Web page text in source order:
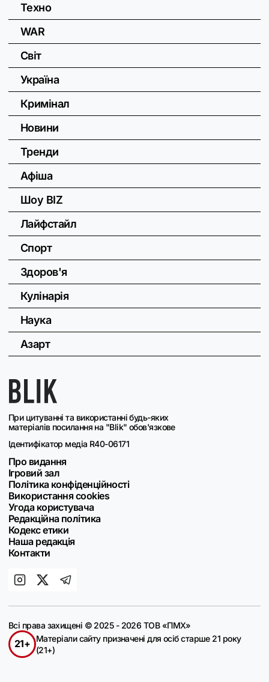
При цитуванні та використанні будь-яких
матеріалів посилання на "Blik" обов'язкове
Ідентифікатор медіа R40-06171
Про видання
Ігровий зал
Політика конфіденційності
Використання cookies
Угода користувача
Редакційна політика
Кодекс етики
Наша редакція
Контакти
Техно
WAR
Світ
Україна
Кримінал
Новини
Тренди
Афіша
Шоу BIZ
Лайфстайл
Спорт
Здоров'я
Кулінарія
Наука
Азарт
Всі права захищені © 2025 - 2026 ТОВ «ПМХ»
21+
Матеріали сайту призначені для осіб старше 21 року
(21+)